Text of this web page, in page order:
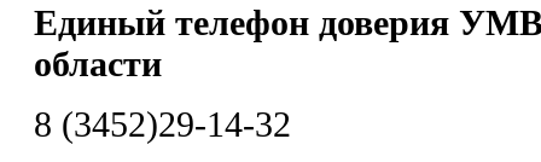
Единый телефон доверия
области
8 (3452)29-14-32